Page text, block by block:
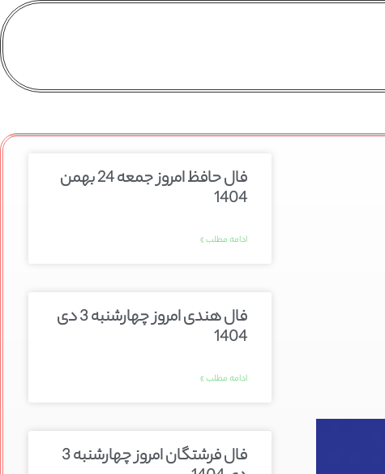
فال حافظ امروز جمعه 24 بهمن
1404
ادامه مطلب »
فال هندی امروز چهارشنبه 3 دی
1404
ادامه مطلب »
فال فرشتگان امروز چهارشنبه 3